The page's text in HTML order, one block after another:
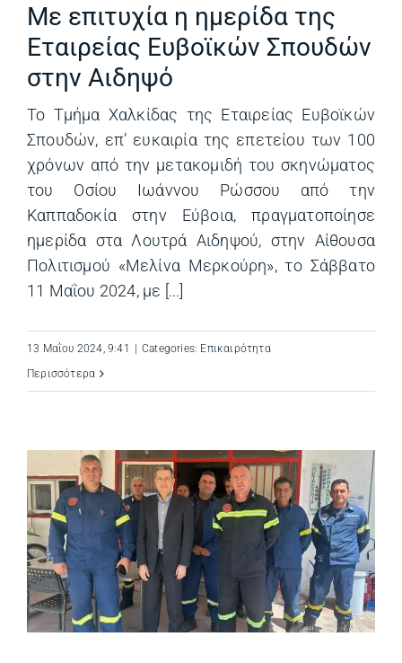
Με επιτυχία η ημερίδα της
Εταιρείας Ευβοϊκών Σπουδών
στην Αιδηψό
Το Τμήμα Χαλκίδας της Εταιρείας Ευβοϊκών
Σπουδών, επ’ ευκαιρία της επετείου των 100
χρόνων από την μετακομιδή του σκηνώματος
του Οσίου Ιωάννου Ρώσσου από την
Καππαδοκία στην Εύβοια, πραγματοποίησε
ημερίδα στα Λουτρά Αιδηψού, στην Αίθουσα
Πολιτισμού «Μελίνα Μερκούρη», το Σάββατο
11 Mαΐου 2024, με [...]
13 Μαΐου 2024, 9:41 | Categories: Επικαιρότητα
Περισσότερα